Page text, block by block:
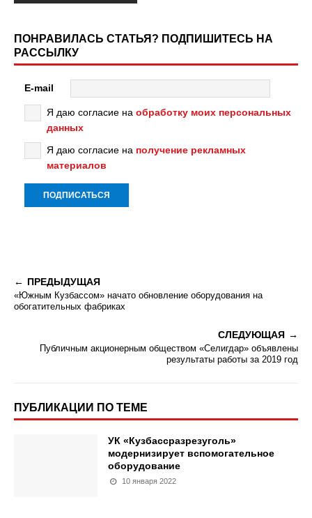
ПОНРАВИЛАСЬ СТАТЬЯ? ПОДПИШИТЕСЬ НА
РАССЫЛКУ
E-mail
Я даю согласие на обработку моих персональных
данных
Я даю согласие на получение рекламных
материалов
ПРЕДЫДУЩАЯ
«Южным Кузбассом» начато обновление оборудования на
обогатительных фабриках
СЛЕДУЮЩАЯ
Публичным акционерным обществом «Селигдар» объявлены
результаты работы за 2019 год
ПУБЛИКАЦИИ ПО ТЕМЕ
УК «Кузбассразрезуголь»
модернизирует вспомогательное
оборудование
10 января 2022